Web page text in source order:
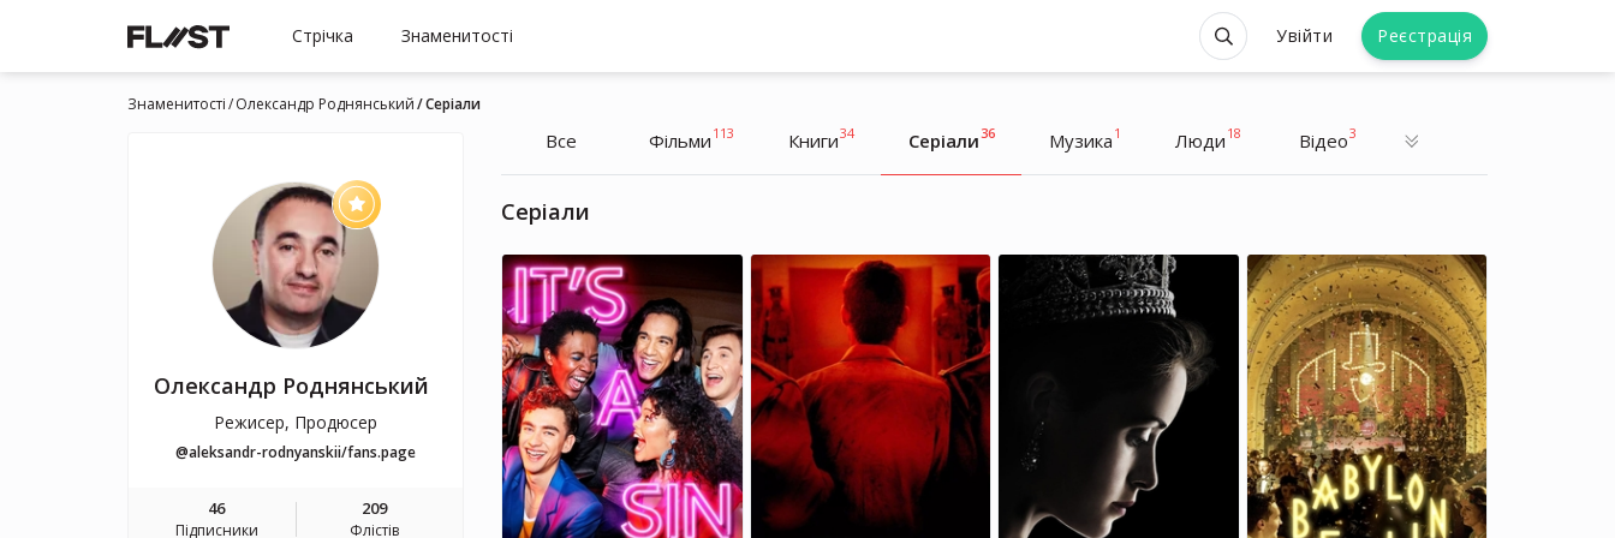
Стрічка Знаменитості Увійти Реєстрація
Знаменитості Олександр Роднянський Серіали
Олександр Роднянський
Режисер, Продюсер
@aleksandr-rodnyanskii/fans.page
46
Підписники
209
Флістів
Все Фільми 113 Книги34 Серіали36 Музика 1 Люди 18 Відео3
Серіали
Олександр Роднянський
Режисер, Продюсер
Олександр Роднянський
Режисер, Продюсер
Олександр Роднянський
Режисер, Продюсер
Олександр Роднянський
Режисер, Продюсер